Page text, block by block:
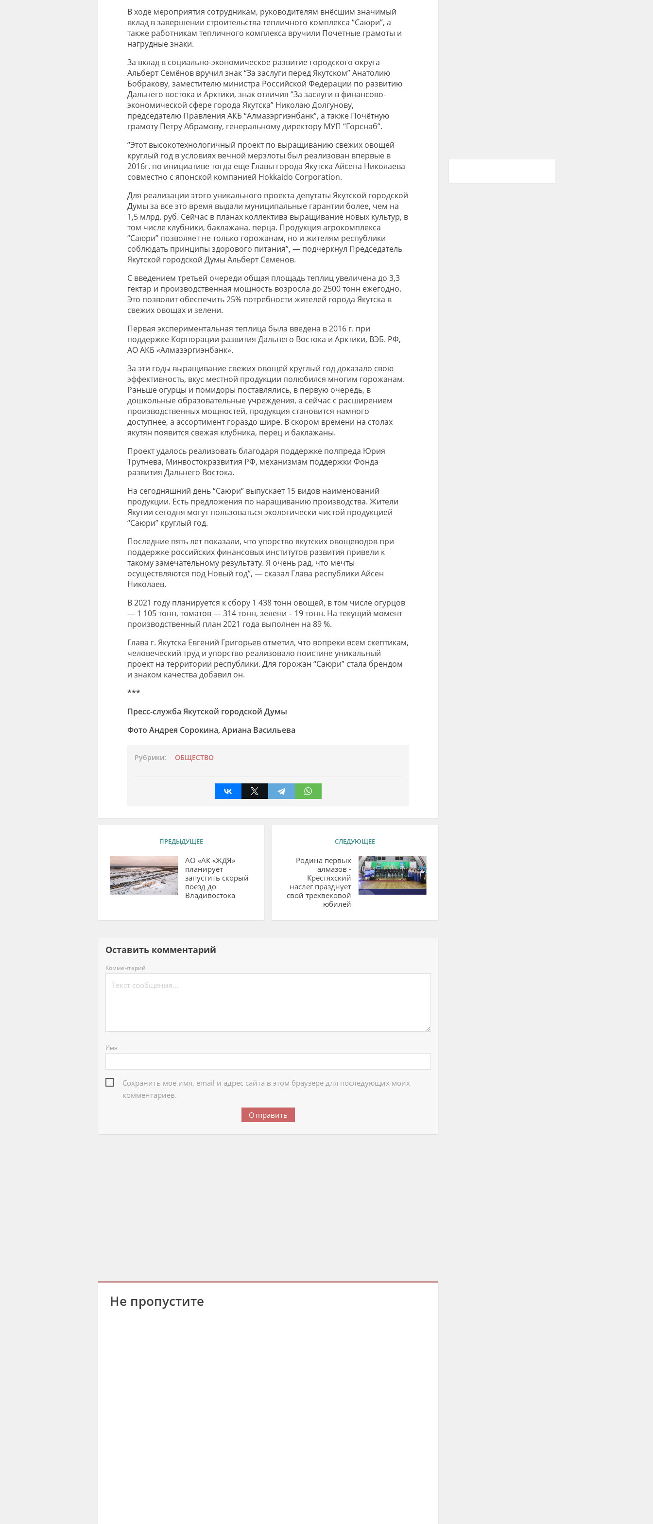
В ходе мероприятия сотрудникам, руководителям внёсшим значимый
вклад в завершении строительства тепличного комплекса “Саюри”, а
также работникам тепличного комплекса вручили Почетные грамоты и
нагрудные знаки.
За вклад в социально-экономическое развитие городского округа
Альберт Семёнов вручил знак “За заслуги перед Якутском” Анатолию
Бобракову, заместителю министра Российской Федерации по развитию
Дальнего востока и Арктики, знак отличия “За заслуги в финансово-
экономической сфере города Якутска” Николаю Долгунову,
председателю Правления АКБ “Алмазэргиэнбанк”, а также Почётную
грамоту Петру Абрамову, генеральному директору МУП “Горснаб”.
“Этот высокотехнологичный проект по выращиванию свежих овощей
круглый год в условиях вечной мерзлоты был реализован впервые в
2016г. по инициативе тогда еще Главы города Якутска Айсена Николаева
совместно с японской компанией Hokkaido Corporation.
Для реализации этого уникального проекта депутаты Якутской городской
Думы за все это время выдали муниципальные гарантии более, чем на
1,5 млрд. руб. Сейчас в планах коллектива выращивание новых культур, в
том числе клубники, баклажана, перца. Продукция агрокомплекса
“Саюри” позволяет не только горожанам, но и жителям республики
соблюдать принципы здорового питания”, — подчеркнул Председатель
Якутской городской Думы Альберт Семенов.
С введением третьей очереди общая площадь теплиц увеличена до 3,3
гектар и производственная мощность возросла до 2500 тонн ежегодно.
Это позволит обеспечить 25% потребности жителей города Якутска в
свежих овощах и зелени.
Первая экспериментальная теплица была введена в 2016 г. при
поддержке Корпорации развития Дальнего Востока и Арктики, ВЭБ. РФ,
АО АКБ «Алмазэргиэнбанк».
За эти годы выращивание свежих овощей круглый год доказало свою
эффективность, вкус местной продукции полюбился многим горожанам.
Раньше огурцы и помидоры поставлялись, в первую очередь, в
дошкольные образовательные учреждения, а сейчас с расширением
производственных мощностей, продукция становится намного
доступнее, а ассортимент гораздо шире. В скором времени на столах
якутян появится свежая клубника, перец и баклажаны.
Проект удалось реализовать благодаря поддержке полпреда Юрия
Трутнева, Минвостокразвития РФ, механизмам поддержки Фонда
развития Дальнего Востока.
На сегодняшний день “Саюри” выпускает 15 видов наименований
продукции. Есть предложения по наращиванию производства. Жители
Якутии сегодня могут пользоваться экологически чистой продукцией
“Саюри” круглый год.
Последние пять лет показали, что упорство якутских овощеводов при
поддержке российских финансовых институтов развития привели к
такому замечательному результату. Я очень рад, что мечты
осуществляются под Новый год”, — сказал Глава республики Айсен
Николаев.
В 2021 году планируется к сбору 1 438 тонн овощей, в том числе огурцов
— 1 105 тонн, томатов — 314 тонн, зелени – 19 тонн. На текущий момент
производственный план 2021 года выполнен на 89 %.
Глава г. Якутска Евгений Григорьев отметил, что вопреки всем скептикам,
человеческий труд и упорство реализовало поистине уникальный
проект на территории республики. Для горожан “Саюри” стала брендом
и знаком качества добавил он.
***
Пресс-служба Якутской городской Думы
Фото Андрея Сорокина, Ариана Васильева
Рубрики: ОБЩЕСТВО
ПРЕДЫДУЩЕЕ
АО «АК «ЖДЯ»
планирует
запустить скорый
поезд до
Владивостока
СЛЕДУЮЩЕЕ
Родина первых
алмазов -
Крестяхский
наслег празднует
свой трехвековой
юбилей
Оставить комментарий
Комментарий
Имя
Сохранить моё имя, email и адрес сайта в этом браузере для последующих моих
комментариев.
Не пропустите